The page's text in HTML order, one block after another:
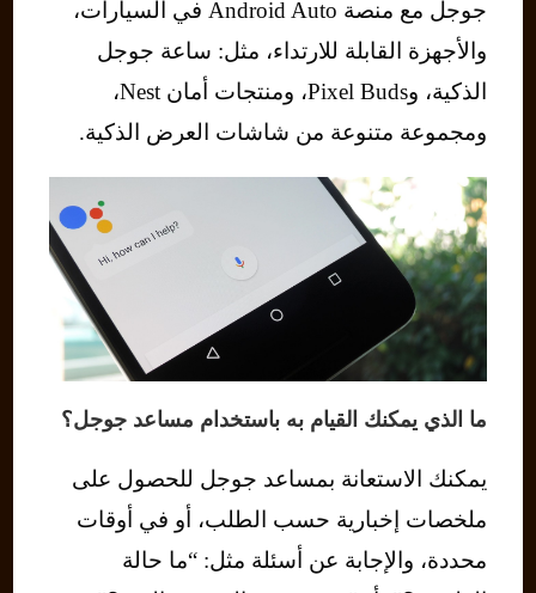
جوجل مع منصة Android Auto في السيارات،
والأجهزة القابلة للارتداء، مثل: ساعة جوجل
الذكية، وPixel Buds، ومنتجات أمان Nest،
ومجموعة متنوعة من شاشات العرض الذكية.
ما الذي يمكنك القيام به باستخدام مساعد جوجل؟
يمكنك الاستعانة بمساعد جوجل للحصول على
ملخصات إخبارية حسب الطلب، أو في أوقات
محددة، والإجابة عن أسئلة مثل: “ما حالة